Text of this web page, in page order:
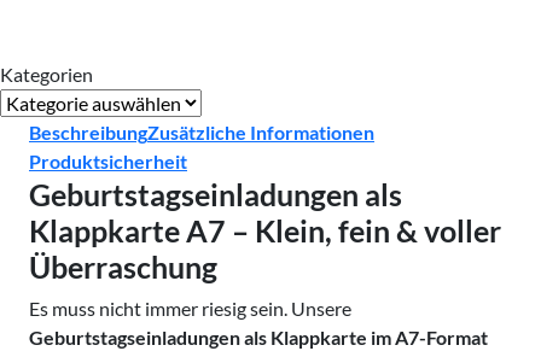
Kategorien
Kategorien
BeschreibungZusätzliche Informationen
Produktsicherheit
Geburtstagseinladungen als
Klappkarte A7 – Klein, fein & voller
Überraschung
Es muss nicht immer riesig sein. Unsere
Geburtstagseinladungen als Klappkarte im A7-Format